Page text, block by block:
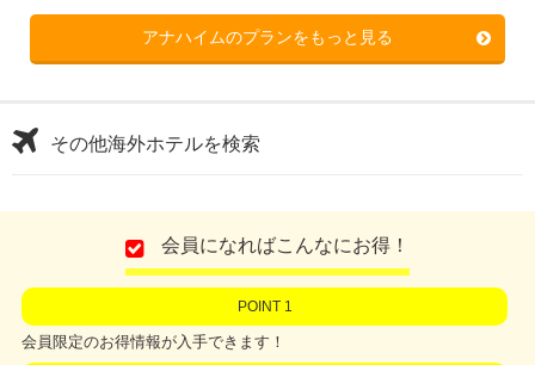
アナハイムのプランをもっと見る
その他海外ホテルを検索
会員になればこんなにお得！
POINT 1
会員限定のお得情報が入手できます！